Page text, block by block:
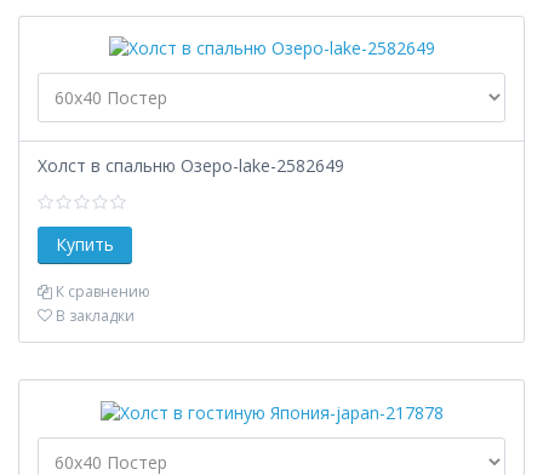
Холст в спальню Озеро-lake-2582649
К сравнению
В закладки